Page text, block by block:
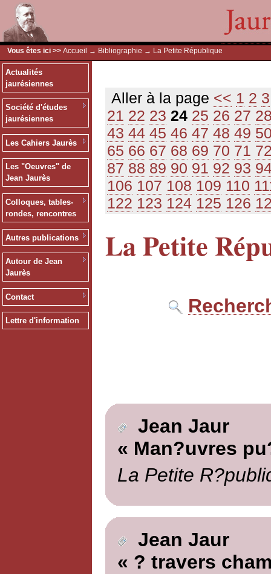
Vous êtes ici >> Accueil → Bibliographie → La Petite République
Actualités
jaurésiennes
Société d'études
jaurésiennes
Les Cahiers Jaurès
Les "Oeuvres" de
Jean Jaurès
Colloques, tables-
rondes, rencontres
Autres publications
Autour de Jean
Jaurès
Contact
Lettre d'information
Aller à la page << 1 2 3
21 22 23 24 25 26 27
43 44 45 46 47 48 49
65 66 67 68 69 70 71
87 88 89 90 91 92 93
106 107 108 109 110
122 123 124 125 126
La Petite
Jean Jaur
« Man?uvres
La Petite
Jean Jaur
« ? travers